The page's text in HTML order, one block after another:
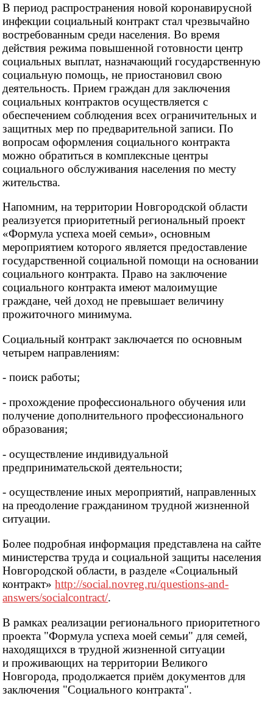
В период распространения новой коронавирусной
инфекции социальный контракт стал чрезвычайно
востребованным среди населения. Во время
действия режима повышенной готовности центр
социальных выплат, назначающий государственную
социальную помощь, не приостановил свою
деятельность. Прием граждан для заключения
социальных контрактов осуществляется с
обеспечением соблюдения всех ограничительных и
защитных мер по предварительной записи. По
вопросам оформления социального контракта
можно обратиться в комплексные центры
социального обслуживания населения по месту
жительства.
Напомним, на территории Новгородской области
реализуется приоритетный региональный проект
«Формула успеха моей семьи», основным
мероприятием которого является предоставление
государственной социальной помощи на основании
социального контракта. Право на заключение
социального контракта имеют малоимущие
граждане, чей доход не превышает величину
прожиточного минимума.
Социальный контракт заключается по основным
четырем направлениям:
- поиск работы;
- прохождение профессионального обучения или
получение дополнительного профессионального
образования;
- осуществление индивидуальной
предпринимательской деятельности;
- осуществление иных мероприятий, направленных
на преодоление гражданином трудной жизненной
ситуации.
Более подробная информация представлена на сайте
министерства труда и социальной защиты населения
Новгородской области, в разделе «Социальный
контракт»http://social.novreg.ru/questions-and-
answers/socialcontract/.
В рамках реализации регионального приоритетного
проекта "Формула успеха моей семьи" для семей,
находящихся в трудной жизненной ситуации
и проживающих на территории Великого
Новгорода, продолжается приём документов для
заключения "Социального контракта".